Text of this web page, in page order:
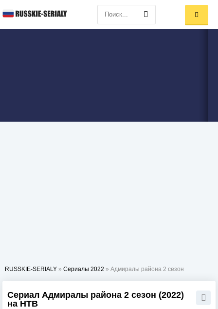
RUSSKIE-SERIALY » Сериалы 2022 » Адмиралы района 2 сезон
Сериал Адмиралы района 2 сезон (2022)
на НТВ